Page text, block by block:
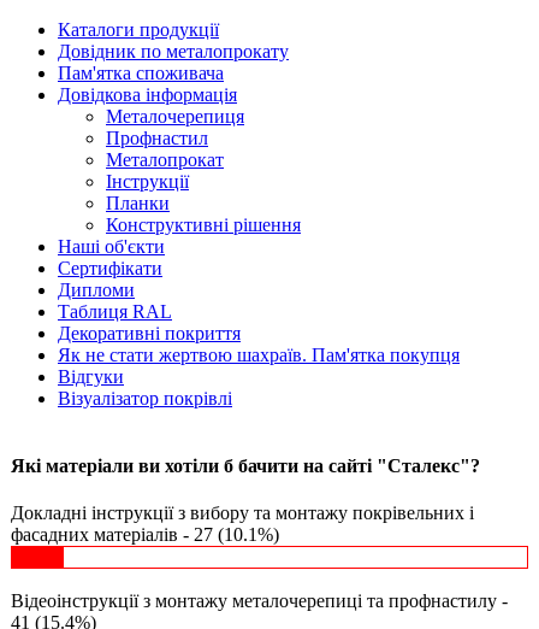
Каталоги продукції
Довідник по металопрокату
Пам'ятка споживача
Довідкова інформація
Металочерепиця
Профнастил
Металопрокат
Інструкції
Планки
Конструктивні рішення
Наші об'єкти
Сертифікати
Дипломи
Таблиця RAL
Декоративні покриття
Як не стати жертвою шахраїв. Пам'ятка покупця
Відгуки
Візуалізатор покрівлі
Які матеріали ви хотіли б бачити на сайті "Сталекс"?
Докладні інструкції з вибору та монтажу покрівельних і
фасадних матеріалів - 27 (10.1%)
Відеоінструкції з монтажу металочерепиці та профнастилу -
41 (15.4%)